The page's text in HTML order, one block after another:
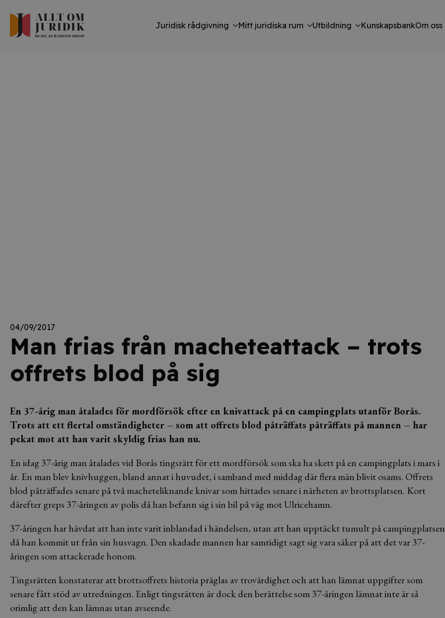
Juridisk rådgivning Mitt juridiska rum Utbildning KunskapsbankOm oss
04/09/2017
Man frias från macheteattack – trots
offrets blod på sig
En 37-årig man åtalades för mordförsök efter en knivattack på en campingplats utanför Borås.
Trots att ett flertal omständigheter – som att offrets blod påträffats påträffats på mannen – har
pekat mot att han varit skyldig frias han nu.
En idag 37-årig man åtalades vid Borås tingsrätt för ett mordförsök som ska ha skett på en campingplats i mars i
år. En man blev knivhuggen, bland annat i huvudet, i samband med middag där flera män blivit osams. Offrets
blod påträffades senare på två macheteliknande knivar som hittades senare i närheten av brottsplatsen. Kort
därefter greps 37-åringen av polis då han befann sig i sin bil på väg mot Ulricehamn.
37-åringen har hävdat att han inte varit inblandad i händelsen, utan att han upptäckt tumult på campingplatsen
då han kommit ut från sin husvagn. Den skadade mannen har samtidigt sagt sig vara säker på att det var 37-
åringen som attackerade honom.
Tingsrätten konstaterar att brottsoffrets historia präglas av trovärdighet och att han lämnat uppgifter som
senare fått stöd av utredningen. Enligt tingsrätten är dock den berättelse som 37-åringen lämnat inte är så
orimlig att den kan lämnas utan avseende.